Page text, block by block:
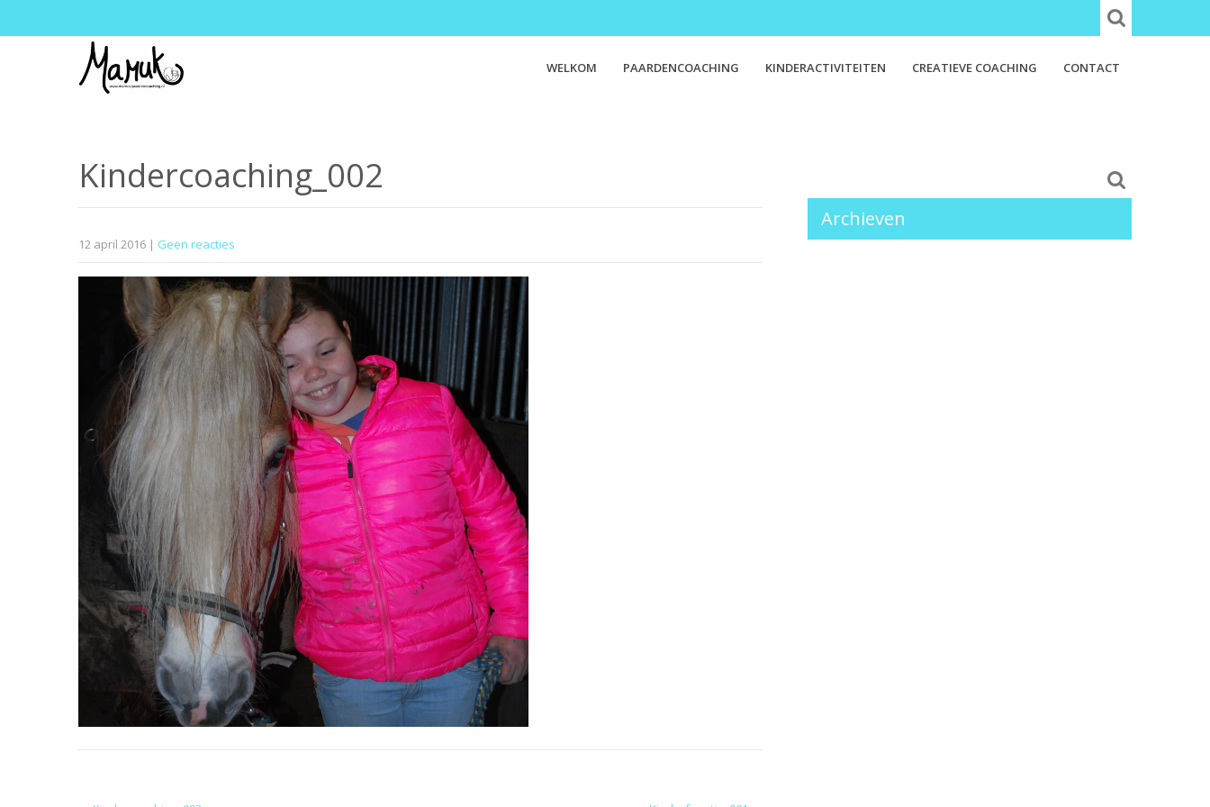
WELKOM PAARDENCOACHING KINDERACTIVITEITEN CREATIEVE COACHING CONTACT
Kindercoaching_002
12 april 2016 | Geen reacties
Archieven